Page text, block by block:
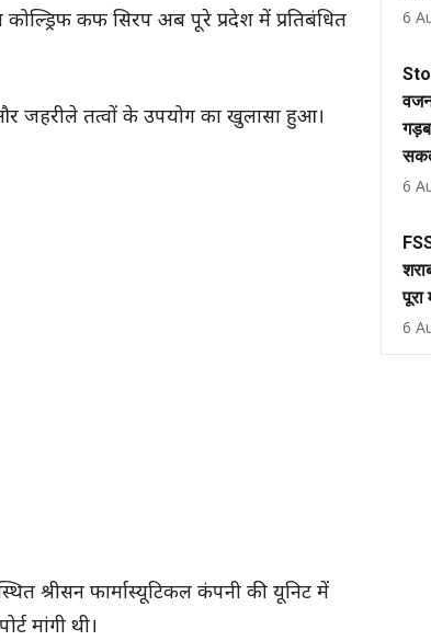
कफ सिरप अब पूरे प्रदेश में प्रतिबंधित
और जहरीले तत्वों के उपयोग का खुलासा हुआ।
श्रीसन फार्मास्यूटिकल कंपनी की यूनिट में
मांगी थी।
6
6
पूरा
6